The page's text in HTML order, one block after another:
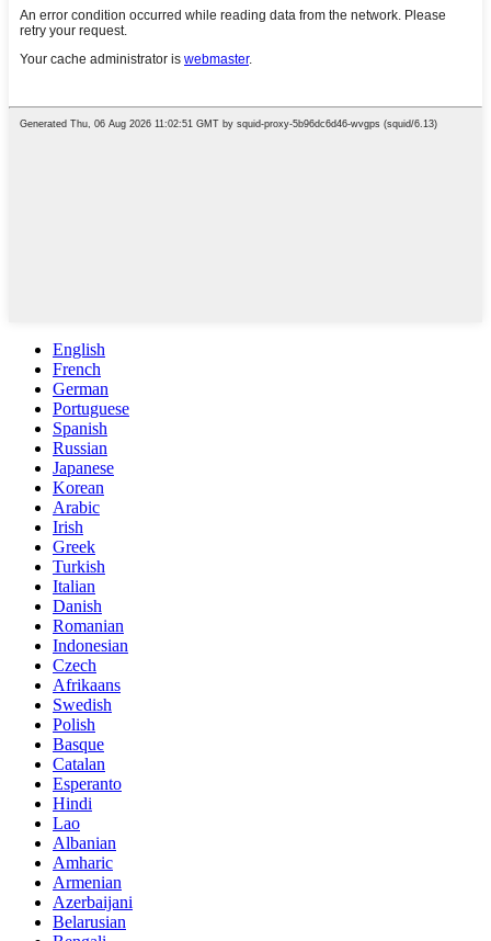
English
French
German
Portuguese
Spanish
Russian
Japanese
Korean
Arabic
Irish
Greek
Turkish
Italian
Danish
Romanian
Indonesian
Czech
Afrikaans
Swedish
Polish
Basque
Catalan
Esperanto
Hindi
Lao
Albanian
Amharic
Armenian
Azerbaijani
Belarusian